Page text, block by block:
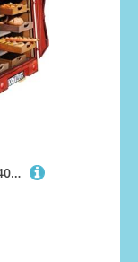
MiniArt 38066 1:35 Tempo A400 Lieferwagen mit Backwaren - originalgetreue Nachbildung, Modellbau, Plastik Bausatz, Basteln, Hobby, Kleben, Modellbausatz, Zusammenbauen, unlackiert